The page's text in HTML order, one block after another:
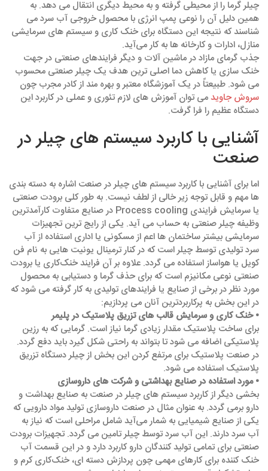
چیلر گرما را از محیطی گرفته و به محیط دیگری انتقال می ‌دهد. به
همین دلیل آن را نوعی پمپ انرژی با محصول خروجی آب سرد می
‌شناسند که نتیجه این دستگاه برای خنک ‌کاری و سیستم‌ های سرمایشی
منازل، ادارات و کارخانه ‌ها به کار می‌آید.
جذب گرمای مازاد در ماشین آلات و دیگر فرایندهای صنعتی در جهت
خنک سازی یا کاهش دما اصلی ‌ترین هدف یک چیلر صنعتی محسوب
می ‌شود. طبیعتاً در یک آموزشگاه معتبر و بهره‌ مند از کادر مجرب چون
سروش جاویدمی ‌توان آموزش ‌های لازم تئوری و عملی در کاربرد این
دستگاه عظیم را فرا گرفت.
آشنایی با کاربرد سیستم ‌های چیلر در
صنعت
اما برای آشنایی با کاربرد سیستم ‌های چیلر در صنعت اشاره به دسته بندی
ها مهم و قابل توجه زیر خالی از لطف نیست. به طور کلی برودت صنعتی
یا سرمایش فرایندی Process cooling در صنایع متفاوت کارآمدترین
وظیفه چیلر صنعتی به حساب می آید. یکی از رایج ‌ترین تجهیزات
سرمایشی بیشتر ساختمان ها اعم از مسکونی یا اداری استفاده از آب
سرد تولیدی توسط چیلر است که در کنار ترمینال یونیت ‌هایی به نام فن
کویل یا هواساز استفاده می‌ گردد. علاوه بر آن فرایند خنک‌کاری یا برودت
صنعتی نوعی مکانیزم است که برای حذف گرما و دستیابی به محصول
مورد نظر در برخی از صنایع یا فرایندهای تولیدی به کار گرفته می شود که
در این بخش به پرکاربردترین آنان می پردازیم:
• خنک ‌کاری و سرمایش قالب‌ های تزریق پلاستیک در پلیمر
برای ساخت پلاستیک مقدار زیادی گرما نیاز است. گرمایی که به رزین
پلاستیکی اضافه می ‌شود تا بتواند به راحتی شکل گیرد باید دفع گردد.
در صنعت پلاستیک برای مرتفع کردن این بخش از چیلر دستگاه تزریق
پلاستیک استفاده می ‌شود.
• مورد استفاده در صنایع بهداشتی و شرکت‌ های داروسازی
بخشی دیگر از کاربرد سیستم های چیلر در صنعت به صنایع بهداشت و
دارو برمی ‌گردد. به عنوان مثال در صنعت داروسازی تولید مواد دارویی که
یکی از صنایع شیمیایی به شمار می‌آید شامل مراحلی است که نیاز به
آب سرد دارند. این آب سرد توسط چیلر تامین می ‌گردد. تجهیزات برودت
صنعتی برای تمامی تولید کنندگان دارو کاربرد دارد و در این قسمت آب
خنک کننده برای کارهای مهمی چون پردازش دسته ‌ای، خنک‌کاری کرم و